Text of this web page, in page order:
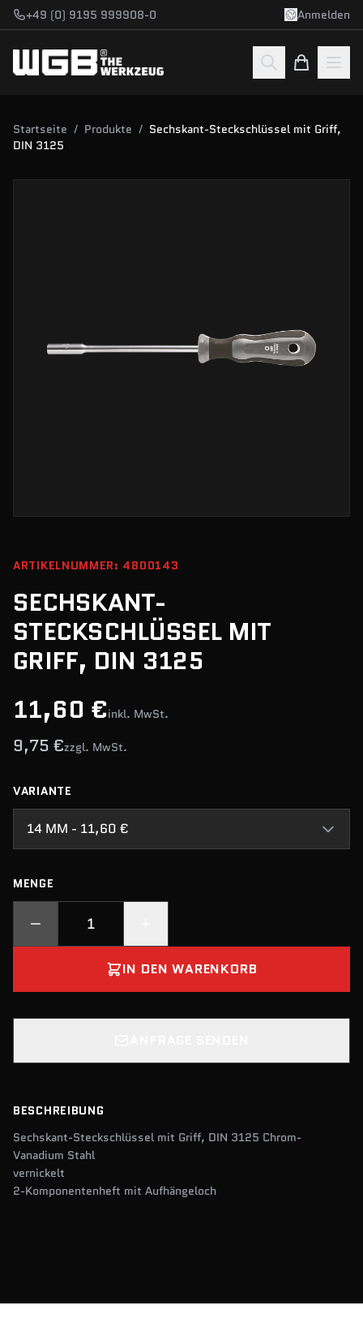
Zum Hauptinhalt springen
+49 (0) 9195 999908-0 Anmelden
Startseite / Produkte / Sechskant-Steckschlüssel mit Griff,
DIN 3125
ARTIKELNUMMER: 4800143
SECHSKANT-
STECKSCHLÜSSEL MIT
GRIFF, DIN 3125
11,60 €inkl. MwSt.
9,75 €zzgl. MwSt.
VARIANTE
14 MM - 11,60 €
MENGE
IN DEN WARENKORB
BESCHREIBUNG
Sechskant-Steckschlüssel mit Griff, DIN 3125 Chrom-
Vanadium Stahl
vernickelt
2-Komponentenheft mit Aufhängeloch